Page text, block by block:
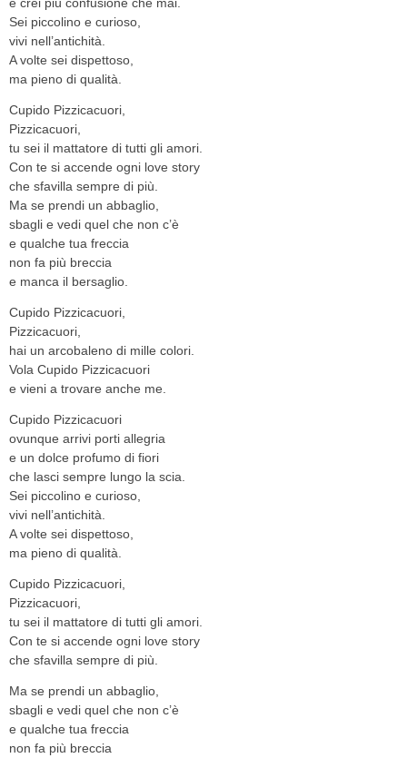
Sei piccolino e curioso,
vivi nell’antichità.
A volte sei dispettoso,
ma pieno di qualità.
Cupido Pizzicacuori,
Pizzicacuori,
tu sei il mattatore di tutti gli amori.
Con te si accende ogni love story
che sfavilla sempre di più.
Ma se prendi un abbaglio,
sbagli e vedi quel che non c’è
e qualche tua freccia
non fa più breccia
e manca il bersaglio.
Cupido Pizzicacuori,
Pizzicacuori,
hai un arcobaleno di mille colori.
Vola Cupido Pizzicacuori
e vieni a trovare anche me.
Cupido Pizzicacuori
ovunque arrivi porti allegria
e un dolce profumo di fiori
che lasci sempre lungo la scia.
Sei piccolino e curioso,
vivi nell’antichità.
A volte sei dispettoso,
ma pieno di qualità.
Cupido Pizzicacuori,
Pizzicacuori,
tu sei il mattatore di tutti gli amori.
Con te si accende ogni love story
che sfavilla sempre di più.
Ma se prendi un abbaglio,
sbagli e vedi quel che non c’è
e qualche tua freccia
non fa più breccia